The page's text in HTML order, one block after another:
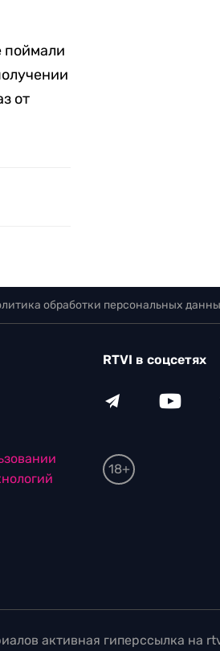
поймали
от
обработки персональных
RTVI в соцсетях
18+
активная гиперссылка на